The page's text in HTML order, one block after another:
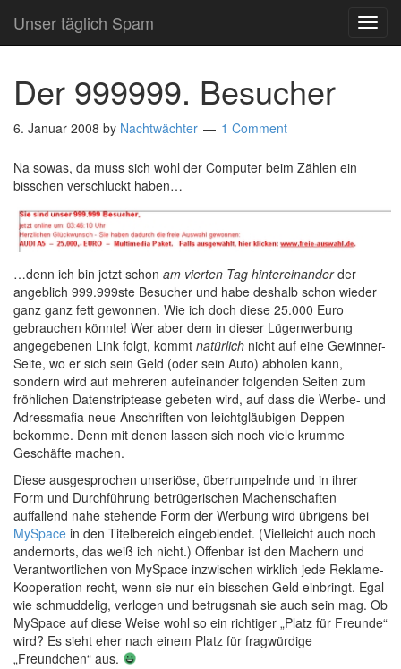
Unser täglich Spam
Der 999999. Besucher
6. Januar 2008 by Nachtwächter 1 Comment
Na sowas, da muss sich wohl der Computer beim Zählen ein
bisschen verschluckt haben…
…denn ich bin jetzt schon am vierten Tag hintereinanderder
angeblich 999.999ste Besucher und habe deshalb schon wieder
ganz ganz fett gewonnen. Wie ich doch diese 25.000 Euro
gebrauchen könnte! Wer aber dem in dieser Lügenwerbung
angegebenen Link folgt, kommt natürlich nicht auf eine Gewinner-
Seite, wo er sich sein Geld (oder sein Auto) abholen kann,
sondern wird auf mehreren aufeinander folgenden Seiten zum
fröhlichen Datenstriptease gebeten wird, auf dass die Werbe- und
Adressmafia neue Anschriften von leichtgläubigen Deppen
bekomme. Denn mit denen lassen sich noch viele krumme
Geschäfte machen.
Diese ausgesprochen unseriöse, überrumpelnde und in ihrer
Form und Durchführung betrügerischen Machenschaften
auffallend nahe stehende Form der Werbung wird übrigens bei
MySpace in den Titelbereich eingeblendet. (Vielleicht auch noch
andernorts, das weiß ich nicht.) Offenbar ist den Machern und
Verantwortlichen von MySpace inzwischen wirklich jede Reklame-
Kooperation recht, wenn sie nur ein bisschen Geld einbringt. Egal
wie schmuddelig, verlogen und betrugsnah sie auch sein mag. Ob
MySpace auf diese Weise wohl so ein richtiger „Platz für Freunde“
wird? Es sieht eher nach einem Platz für fragwürdige
„Freundchen“ aus.